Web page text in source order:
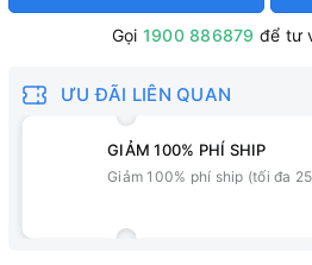
Gọi 1900 886879 để tư
ƯU ĐÃI LIÊN QUAN
GIẢM 100% PHÍ SHIP
Giảm 100% phí ship (tối đa